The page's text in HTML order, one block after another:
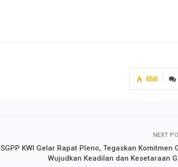
656
NEXT
SGPP KWI Gelar Rapat Pleno, Tegaskan Komitmen
Wujudkan Keadilan dan Kesetaraan